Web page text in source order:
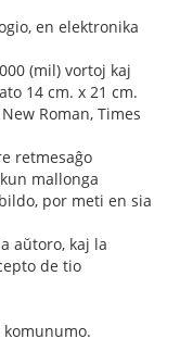
en elektronika
(mil) vortoj kaj
14 cm. x 21 cm.
Roman, Times
retmesaĝo
mallonga
por meti en sia
aŭtoro, kaj la
de tio